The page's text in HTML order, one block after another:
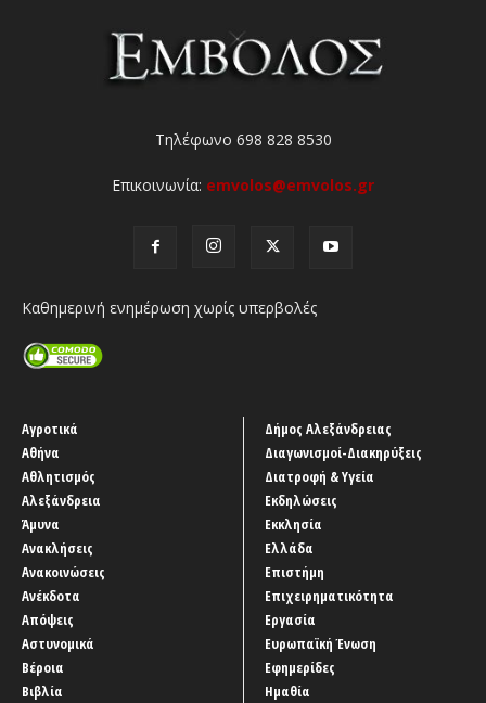
Τηλέφωνο 698 828 8530
Επικοινωνία: emvolos@emvolos.gr
Καθημερινή ενημέρωση χωρίς υπερβολές
Αγροτικά
Αθήνα
Αθλητισμός
Αλεξάνδρεια
Άμυνα
Ανακλήσεις
Ανακοινώσεις
Ανέκδοτα
Απόψεις
Αστυνομικά
Βέροια
Βιβλία
Δήμος Αλεξάνδρειας
Διαγωνισμοί-Διακηρύξεις
Διατροφή & Υγεία
Εκδηλώσεις
Εκκλησία
Ελλάδα
Επιστήμη
Επιχειρηματικότητα
Εργασία
Ευρωπαϊκή Ένωση
Εφημερίδες
Ημαθία